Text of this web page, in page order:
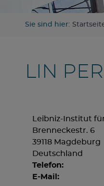
Sie sind hier:
LIN
Leibniz-Institut
Brenneckestr. 6
39118 Magdeburg
Deutschland
Telefon:
E-Mail: